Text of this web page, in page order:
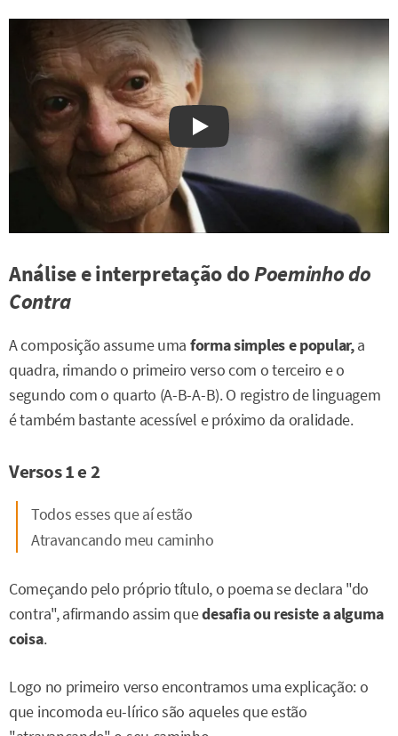
Watch on YouTube
Análise e interpretação doPoeminho do
Contra
A composição assume uma forma simples e popular,a
quadra, rimando o primeiro verso com o terceiro e o
segundo com o quarto (A-B-A-B). O registro de linguagem
é também bastante acessível e próximo da oralidade.
Versos 1 e 2
Todos esses que aí estão
Atravancando meu caminho
Começando pelo próprio título, o poema se declara "do
contra", afirmando assim quedesafia ou resiste a alguma
coisa.
Logo no primeiro verso encontramos uma explicação: o
que incomoda eu-lírico são aqueles que estão